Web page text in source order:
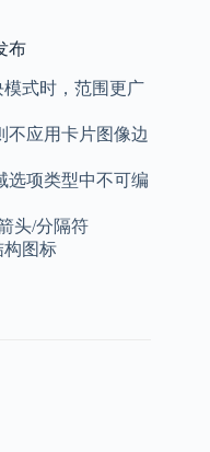
布
模式时，范围更广
不应用卡片图像边
选项类型中不可编
头/分隔符
构图标